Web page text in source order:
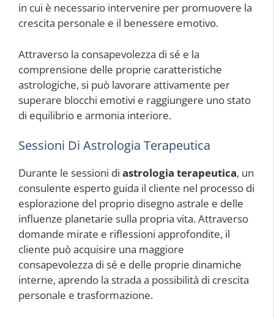
in cui è necessario intervenire per promuovere la
crescita personale e il benessere emotivo.
Attraverso la consapevolezza di sé e la
comprensione delle proprie caratteristiche
astrologiche, si può lavorare attivamente per
superare blocchi emotivi e raggiungere uno stato
di equilibrio e armonia interiore.
Sessioni Di Astrologia Terapeutica
Durante le sessioni di astrologia terapeutica, un
consulente esperto guida il cliente nel processo di
esplorazione del proprio disegno astrale e delle
influenze planetarie sulla propria vita. Attraverso
domande mirate e riflessioni approfondite, il
cliente può acquisire una maggiore
consapevolezza di sé e delle proprie dinamiche
interne, aprendo la strada a possibilità di crescita
personale e trasformazione.